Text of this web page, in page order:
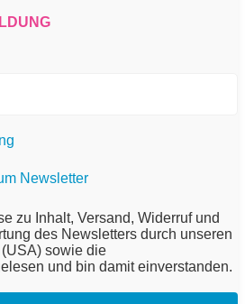
Newsletter
zu Inhalt, Versand, Widerruf und
des Newsletters durch unseren
sowie die
und bin damit einverstanden.